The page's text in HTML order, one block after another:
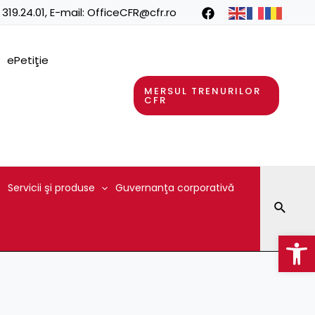
, E-mail: OfficeCFR@cfr.ro
ePetiţie
MERSUL TRENURILOR
CFR
Servicii şi produse Guvernanţa corporativă